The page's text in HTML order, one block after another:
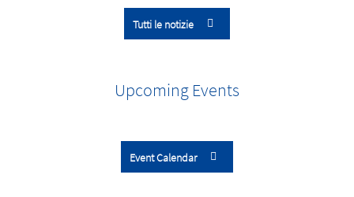
Tutti le notizie
Upcoming Events
Event Calendar